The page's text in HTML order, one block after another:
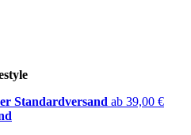
Standardversand ab 39,00 €